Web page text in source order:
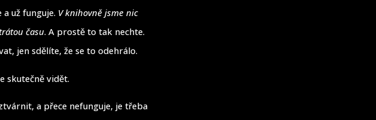
už funguje. V knihovně jsme nic
času. A prostě to tak nechte.
jen sdělíte, že se to odehrálo.
skutečně vidět.
a přece nefunguje, je třeba